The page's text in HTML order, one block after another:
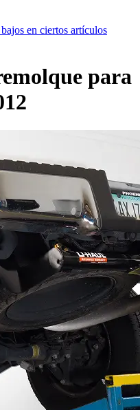
en ciertos artículos
para